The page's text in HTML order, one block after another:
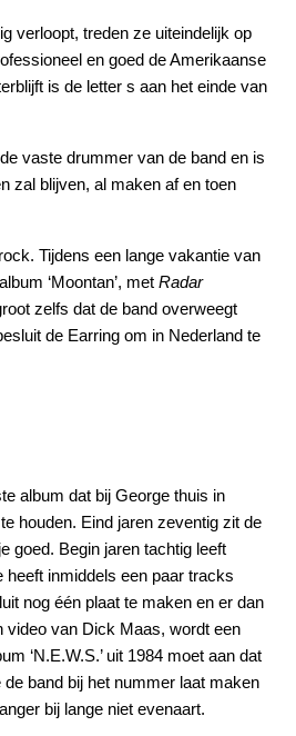
verloopt, treden ze uiteindelijk op
en goed de Amerikaanse
is de letter s aan het einde van
vaste drummer van de band en is
zal blijven, al maken af en toen
Tijdens een lange vakantie van
‘Moontan’, met Radar
zelfs dat de band overweegt
de Earring om in Nederland te
album dat bij George thuis in
houden. Eind jaren zeventig zit de
goed. Begin jaren tachtig leeft
heeft inmiddels een paar tracks
nog één plaat te maken en er dan
video van Dick Maas, wordt een
‘N.E.W.S.’ uit 1984 moet aan dat
band bij het nummer laat maken
bij lange niet evenaart.